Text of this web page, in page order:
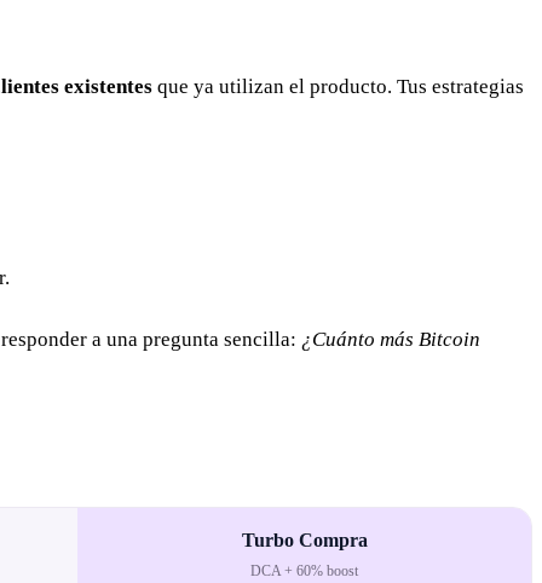
existentes que ya utilizan el producto. Tus estrategias
a una pregunta sencilla: ¿Cuánto más Bitcoin
Turbo Compra
DCA + 60% boost